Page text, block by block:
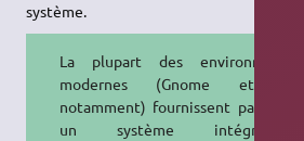
système.
La plupart des environnements
modernes (Gnome et KDE
notamment) fournissent par défaut
un système intégré à